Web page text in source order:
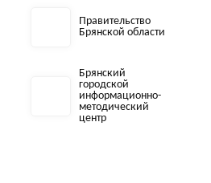
Правительство
Брянской области
Брянский
городской
информационно-
методический
центр